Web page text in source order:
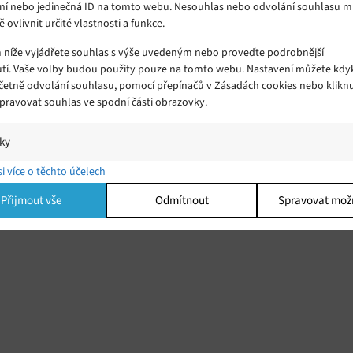
nebo jedinečná ID na tomto webu. Nesouhlas nebo odvolání souhlasu
ovlivnit určité vlastnosti a funkce.
vyjádřete souhlas s výše uvedeným nebo proveďte podrobnější
Vaše volby budou použity pouze na tomto webu. Nastavení můžete
odvolání souhlasu, pomocí přepínačů v Zásadách cookies nebo
souhlas ve spodní části obrazovky.
a/nebo přístup k informacím v zařízení, Porozumění publiku
kombinací údajů z různých zdrojů.
více o těchto účelech
Přijmout vše Odmítnout Spravovat